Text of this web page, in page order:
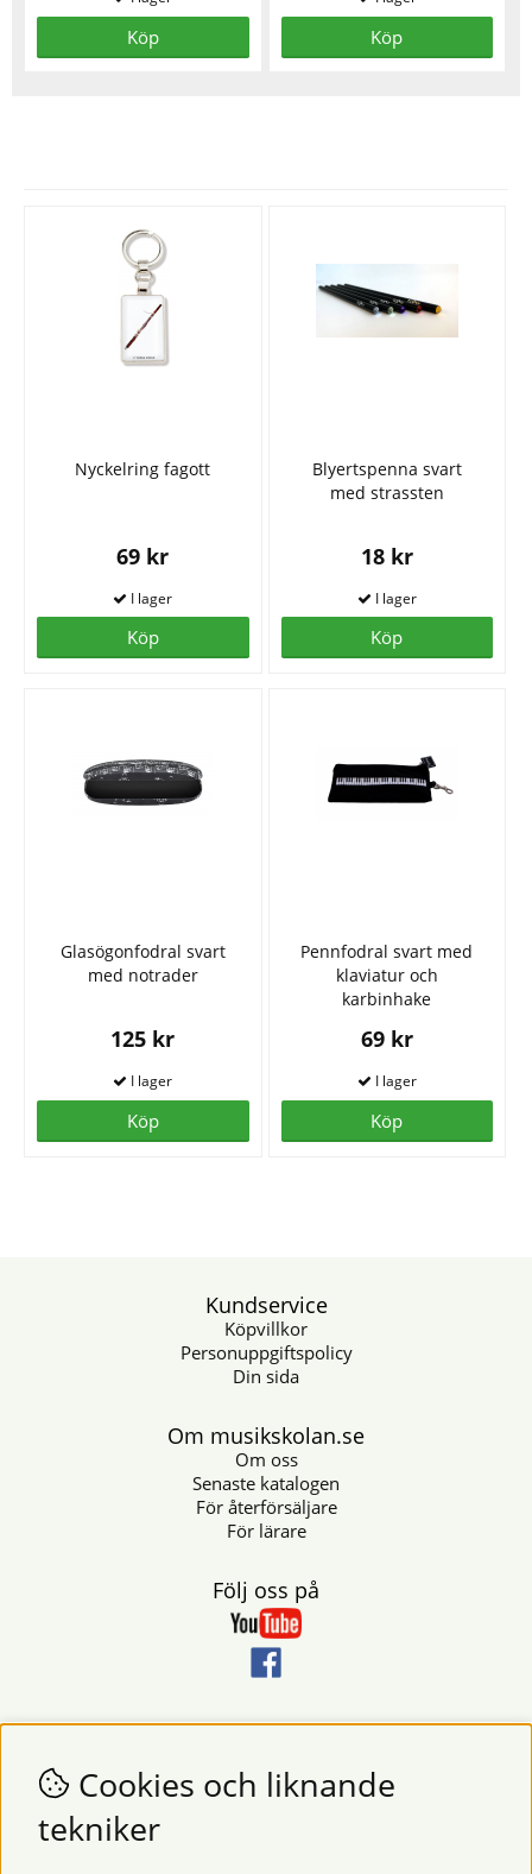
Köp Köp
Nyckelring fagott
69 kr
Köp
Blyertspenna svart
med strassten
18 kr
Köp
Glasögonfodral svart
med notrader
125 kr
Köp
Pennfodral svart med
klaviatur och
karbinhake
69 kr
Köp
Kundservice
Köpvillkor
Personuppgiftspolicy
Din sida
Om musikskolan.se
Om oss
Senaste katalogen
För återförsäljare
För lärare
Följ oss på
Nyhetsbrev
Vill du få nyheter och erbjudanden från oss? Fyll då i din e-
postadress i fältet nedan.
Cookies och liknande
tekniker